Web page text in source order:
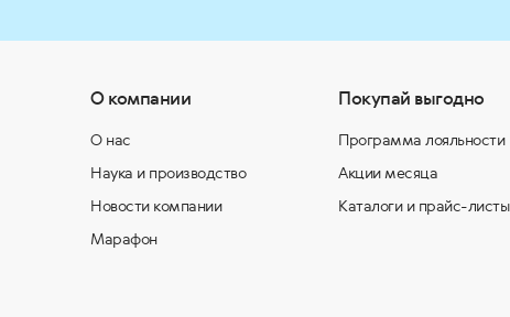
О компании
О нас
Наука и производство
Новости компании
Марафон
Покупай выгодно
Программа лояльности
Акции месяца
Каталоги и прайс-листы